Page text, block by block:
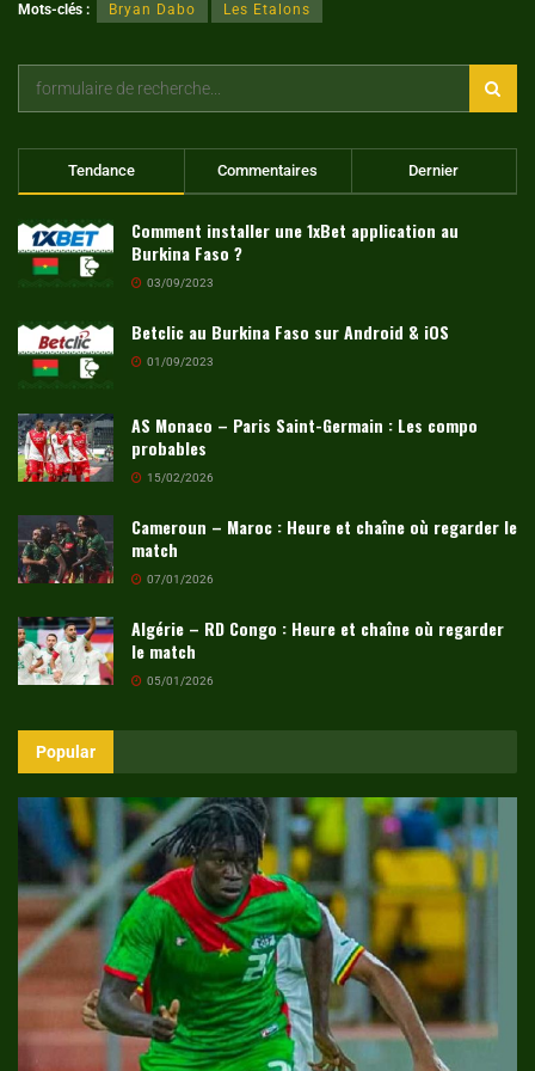
Mots-clés : Bryan Dabo Les Etalons
Tendance Commentaires Dernier
Comment installer une 1xBet application au
Burkina Faso ?
03/09/2023
Betclic au Burkina Faso sur Android & iOS
01/09/2023
AS Monaco – Paris Saint-Germain : Les compo
probables
15/02/2026
Cameroun – Maroc : Heure et chaîne où regarder le
match
07/01/2026
Algérie – RD Congo : Heure et chaîne où regarder
le match
05/01/2026
Popular